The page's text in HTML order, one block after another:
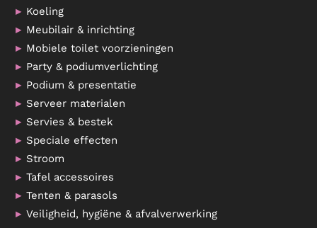
Koeling
Meubilair & inrichting
Mobiele toilet voorzieningen
Party & podiumverlichting
Podium & presentatie
Serveer materialen
Servies & bestek
Speciale effecten
Stroom
Tafel accessoires
Tenten & parasols
Veiligheid, hygiëne & afvalverwerking